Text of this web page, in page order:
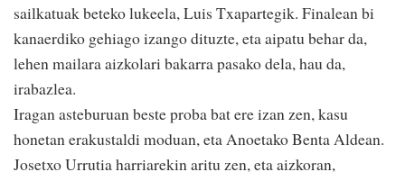
sailkatuak beteko lukeela, Luis Txapartegik. Finalean bi
kanaerdiko gehiago izango dituzte, eta aipatu behar da,
lehen mailara aizkolari bakarra pasako dela, hau da,
irabazlea.
Iragan asteburuan beste proba bat ere izan zen, kasu
honetan erakustaldi moduan, eta Anoetako Benta Aldean.
Josetxo Urrutia harriarekin aritu zen, eta aizkoran,